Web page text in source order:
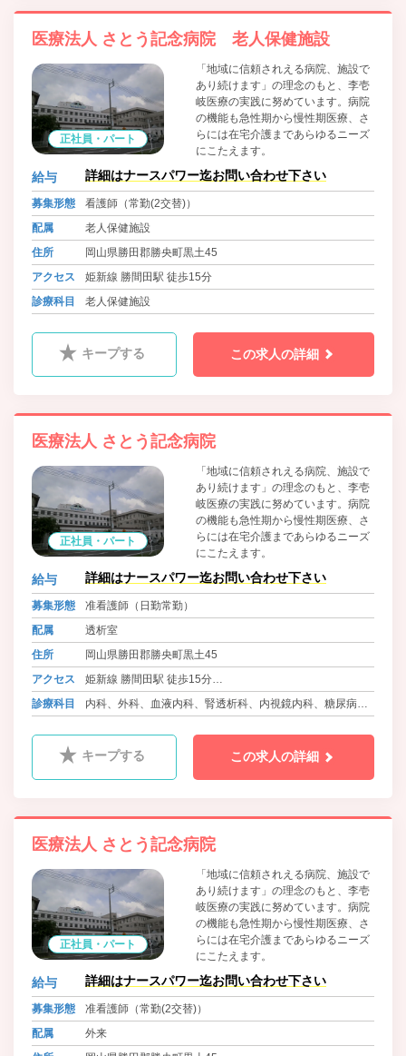
医療法人 さとう記念病院 老人保健施設
正社員・パート
「地域に信頼されえる病院、施設で
あり続けます」の理念のもと、李壱
岐医療の実践に努めています。病院
の機能も急性期から慢性期医療、さ
らには在宅介護まであらゆるニーズ
にこたえます。
給与 詳細はナースパワー迄お問い合わせ下さい
募集形態
看護師（常勤(2交替)）
配属
老人保健施設
住所
岡山県勝田郡勝央町黒土45
アクセス
姫新線 勝間田駅 徒歩15分
診療科目
老人保健施設
キープする この求人の詳細
医療法人 さとう記念病院
正社員・パート
「地域に信頼されえる病院、施設で
あり続けます」の理念のもと、李壱
岐医療の実践に努めています。病院
の機能も急性期から慢性期医療、さ
らには在宅介護まであらゆるニーズ
にこたえます。
給与 詳細はナースパワー迄お問い合わせ下さい
募集形態
准看護師（日勤常勤）
配属
透析室
住所
岡山県勝田郡勝央町黒土45
アクセス
姫新線 勝間田駅 徒歩15分
バス 勝央町ふれあいバス さとう記念病院前
診療科目
内科、外科、血液内科、腎透析科、内視鏡内科、糖尿病内
キープする この求人の詳細
医療法人 さとう記念病院
正社員・パート
「地域に信頼されえる病院、施設で
あり続けます」の理念のもと、李壱
岐医療の実践に努めています。病院
の機能も急性期から慢性期医療、さ
らには在宅介護まであらゆるニーズ
にこたえます。
給与 詳細はナースパワー迄お問い合わせ下さい
募集形態
准看護師（常勤(2交替)）
配属
外来